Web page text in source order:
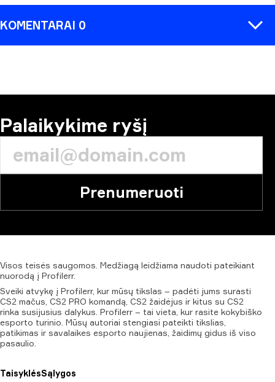
KOMENTARAI 0
Palaikykime ryšį
Prenumeruoti
Visos teisės saugomos. Medžiagą leidžiama naudoti pateikiant
nuorodą į Profilerr.
Sveiki atvykę į Profilerr, kur mūsų tikslas – padėti jums surasti
CS2 mačus, CS2 PRO komandą, CS2 žaidėjus ir kitus su CS2
rinka susijusius dalykus. Profilerr – tai vieta, kur rasite kokybiško
esporto turinio. Mūsų autoriai stengiasi pateikti tikslias,
patikimas ir savalaikes esporto naujienas, žaidimų gidus iš viso
pasaulio.
TaisyklėsSąlygos